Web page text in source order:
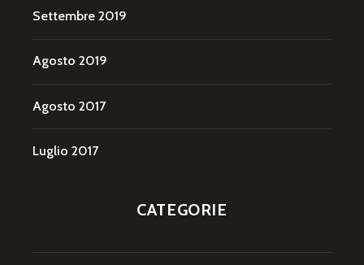
Settembre 2019
Agosto 2019
Agosto 2017
Luglio 2017
CATEGORIE